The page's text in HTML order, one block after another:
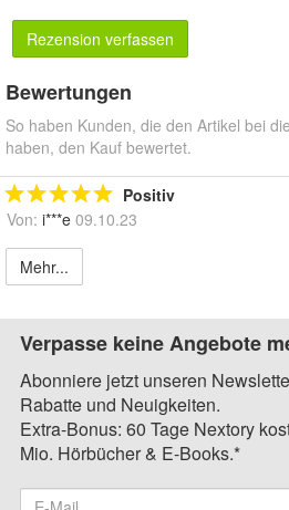
Rezension verfassen
Bewertungen
So haben Kunden, die den Artikel bei
haben, den Kauf bewertet.
Positiv
Von: i***e 09.10.23
Mehr...
Verpasse keine Angebote
Abonniere jetzt unseren
Rabatte und Neuigkeiten.
Extra-Bonus: 60 Tage Nextory
Mio. Hörbücher & E-Books.*